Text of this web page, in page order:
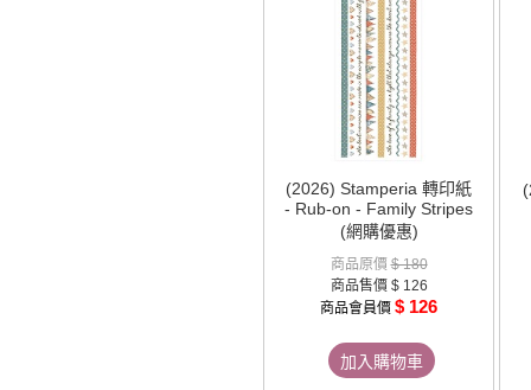
(2026) Stamperia 轉印紙
- Rub-on - Family Stripes
(網購優惠)
商品原價$ 180
商品售價 $ 126
商品會員價 $ 126
加入購物車